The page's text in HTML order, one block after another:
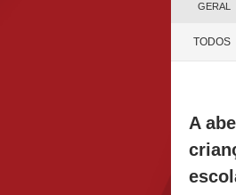
GERAL
TODOS
A